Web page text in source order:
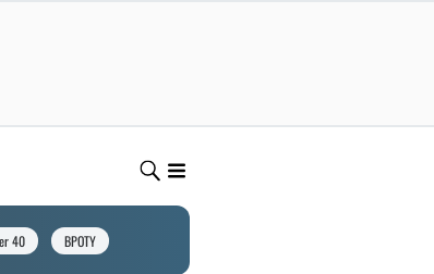
40 BPOTY